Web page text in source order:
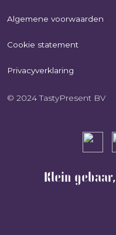
Algemene voorwaarden
Cookie statement
Privacyverklaring
© 2024 TastyPresent BV
Klein